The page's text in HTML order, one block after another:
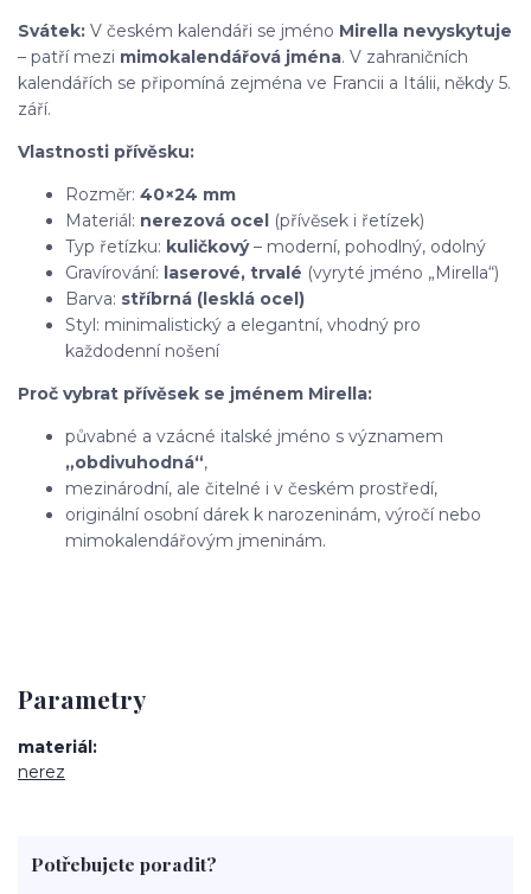
Svátek: V českém kalendáři se jméno Mirella nevyskytuje
– patří mezi mimokalendářová jména. V zahraničních
kalendářích se připomíná zejména ve Francii a Itálii, někdy 5.
září.
Vlastnosti přívěsku:
Rozměr: 40×24 mm
Materiál: nerezová ocel (přívěsek i řetízek)
Typ řetízku: kuličkový– moderní, pohodlný, odolný
Gravírování: laserové, trvalé (vyryté jméno „Mirella“)
Barva: stříbrná (lesklá ocel)
Styl: minimalistický a elegantní, vhodný pro
každodenní nošení
Proč vybrat přívěsek se jménem Mirella:
půvabné a vzácné italské jméno s významem
„obdivuhodná“,
mezinárodní, ale čitelné i v českém prostředí,
originální osobní dárek k narozeninám, výročí nebo
mimokalendářovým jmeninám.
Parametry
materiál
nerez
Potřebujete poradit?